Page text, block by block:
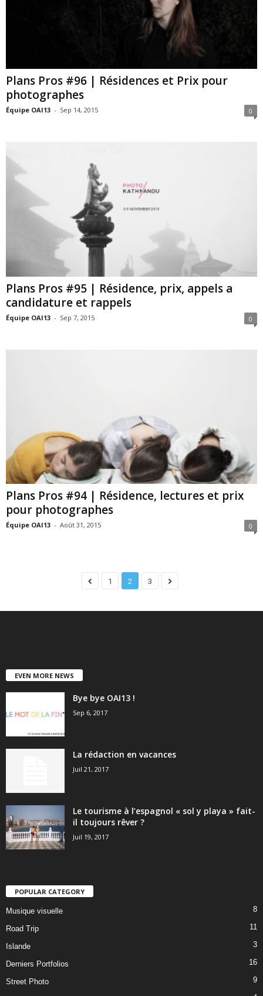
Plans Pros #96 | Résidences et Prix pour
photographes
Équipe OAI13 - Sep 14, 2015 0
Plans Pros #95 | Résidence, prix, appels a
candidature et rappels
Équipe OAI13 - Sep 7, 2015 0
Plans Pros #94 | Résidence, lectures et prix
pour photographes
Équipe OAI13 - Août 31, 2015 0
1 2 3
EVEN MORE NEWS
Bye bye OAI13 !
Sep 6, 2017
La rédaction en vacances
Juil 21, 2017
Le tourisme à l’espagnol « sol y playa » fait-
il toujours rêver ?
Juil 19, 2017
POPULAR CATEGORY
Musique visuelle 8
Road Trip 11
Islande 3
Derniers Portfolios 16
Street Photo 9